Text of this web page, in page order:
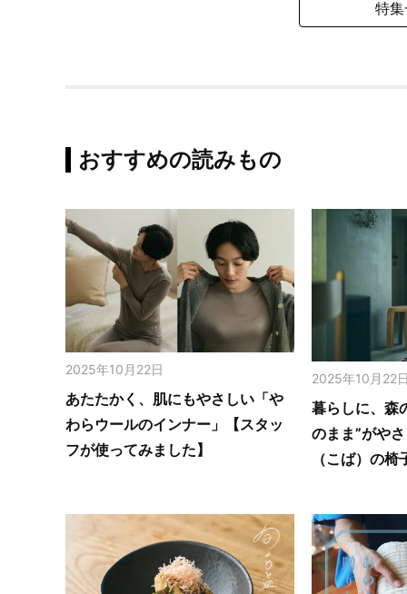
特
おすすめの読みもの
2025年10月22日
あたたかく、肌にもやさしい「や
わらウールのインナー」【スタッ
フが使ってみました】
2025年10月22
暮らしに、森
のまま”がや
（こば）の